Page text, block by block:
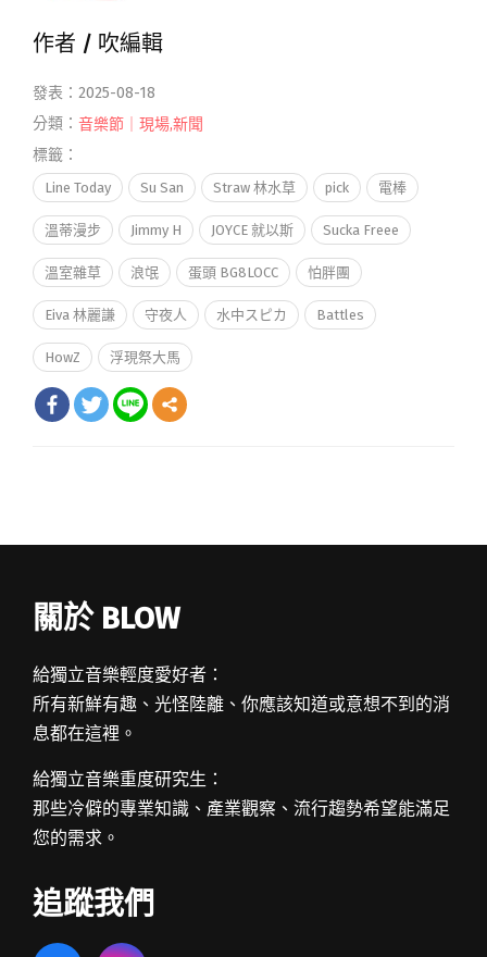
作者 / 吹編輯
發表：2025-08-18
分類： 音樂節｜現場,新聞
標籤：
Line Today Su San Straw 林水草 pick 電棒
溫蒂漫步 Jimmy H JOYCE 就以斯 Sucka Freee
溫室雜草 浪氓 蛋頭 BG8LOCC 怕胖團
Eiva 林麗謙 守夜人 水中スピカ Battles
HowZ 浮現祭大馬
關於 BLOW
給獨立音樂輕度愛好者：
所有新鮮有趣、光怪陸離、你應該知道或意想不到的消
息都在這裡。
給獨立音樂重度研究生：
那些冷僻的專業知識、產業觀察、流行趨勢希望能滿足
您的需求。
追蹤我們